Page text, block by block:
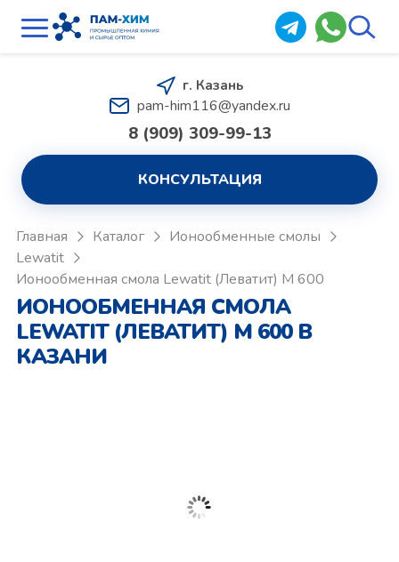
г. Казань
pam-him116@yandex.ru
8 (909) 309-99-13
КОНСУЛЬТАЦИЯ
Главная Каталог
Ионообменные смолы
Lewatit
Ионообменная смола Lewatit (Леватит) M 600
ИОНООБМЕННАЯ СМОЛА
LEWATIT (ЛЕВАТИТ) M 600 В
КАЗАНИ